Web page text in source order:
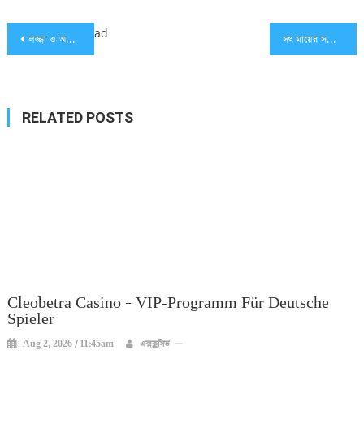
Post
লজ্জা ও অপমানে ধর্ষিতা পান্নার আত্মহত্যা সৎ মায়ের সঙ্গে প্রেম, অবৈধ মেলামেশা: অতঃপর..
ad
RELATED POSTS
Cleobetra Casino – VIP-Programm Für Deutsche
Spieler
Aug 2, 2026 / 11:45am এক্সক্লুসিভ